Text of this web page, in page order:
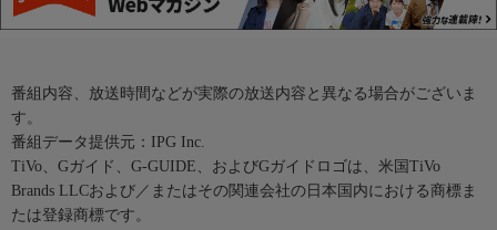
番組内容、放送時間などが実際の放送内容と異なる場合がございま
す。
番組データ提供元：IPG Inc.
TiVo、Gガイド、G-GUIDE、およびGガイドロゴは、米国TiVo
Brands LLCおよび／またはその関連会社の日本国内における商標ま
たは登録商標です。